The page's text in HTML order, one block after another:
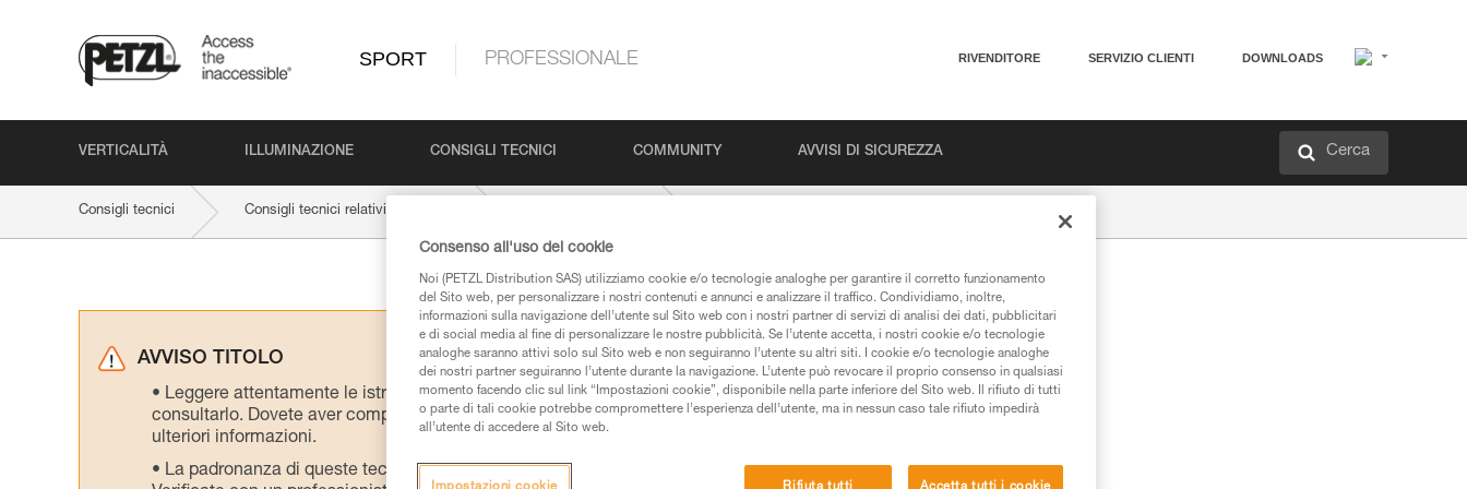
SPORT PROFESSIONALE RIVENDITORE SERVIZIO CLIENTI DOWNLOADS
VERTICALITÀ ILLUMINAZIONE CONSIGLI TECNICI COMMUNITY AVVISI DI SICUREZZA Cerca
Consigli tecnici Consigli tecnici relativi al prodotto
AVVISO TITOLO
Leggere attentamente le istruzioni tecniche dei prodotti utilizzati in questo consiglio prima di
consultarlo. Dovete aver compreso le informazioni dell’istruzione tecnica per poter capire queste
ulteriori informazioni.
La padronanza di queste tecniche richiede una formazione ed un addestramento specifico.
Consenso all'uso dei cookie
Noi (PETZL Distribution SAS) utilizziamo cookie e/o tecnologie analoghe per garantire il corretto funzionamento
del Sito web, per personalizzare i nostri contenuti e annunci e analizzare il traffico. Condividiamo, inoltre,
informazioni sulla navigazione dell’utente sul Sito web con i nostri partner di servizi di analisi dei dati, pubblicitari
e di social media al fine di personalizzare le nostre pubblicità. Se l’utente accetta, i nostri cookie e/o tecnologie
analoghe saranno attivi solo sul Sito web e non seguiranno l’utente su altri siti. I cookie e/o tecnologie analoghe
dei nostri partner seguiranno l’utente durante la navigazione. L’utente può revocare il proprio consenso in qualsiasi
momento facendo clic sul link “Impostazioni cookie”, disponibile nella parte inferiore del Sito web. Il rifiuto di tutti
o parte di tali cookie potrebbe compromettere l’esperienza dell’utente, ma in nessun caso tale rifiuto impedirà
all’utente di accedere al Sito web.